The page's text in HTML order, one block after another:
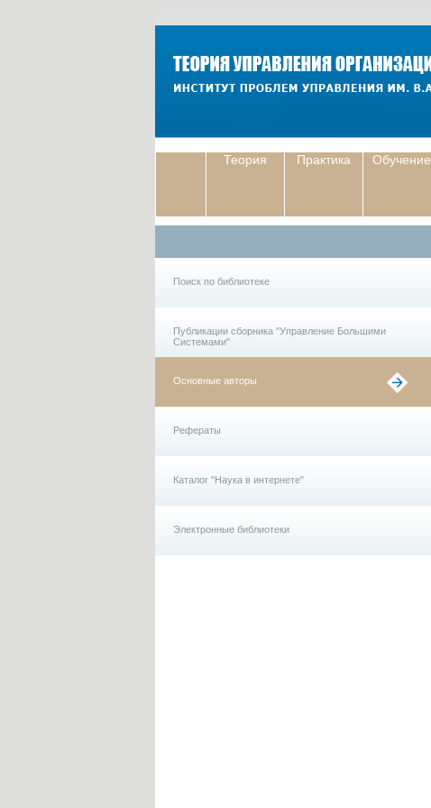
Теория Практика Обучение
Поиск по библиотеке
Публикации сборника "Управление Большими
Системами"
Основные авторы
Рефераты
Каталог "Наука в интернете"
Электронные библиотеки